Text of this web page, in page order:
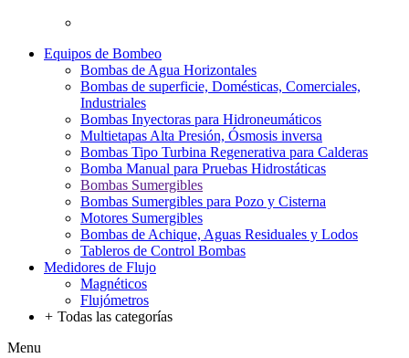
Equipos de Bombeo
Bombas de Agua Horizontales
Bombas de superficie, Domésticas, Comerciales,
Industriales
Bombas Inyectoras para Hidroneumáticos
Multietapas Alta Presión, Ósmosis inversa
Bombas Tipo Turbina Regenerativa para Calderas
Bomba Manual para Pruebas Hidrostáticas
Bombas Sumergibles
Bombas Sumergibles para Pozo y Cisterna
Motores Sumergibles
Bombas de Achique, Aguas Residuales y Lodos
Tableros de Control Bombas
Medidores de Flujo
Magnéticos
Flujómetros
+ Todas las categorías
Menu